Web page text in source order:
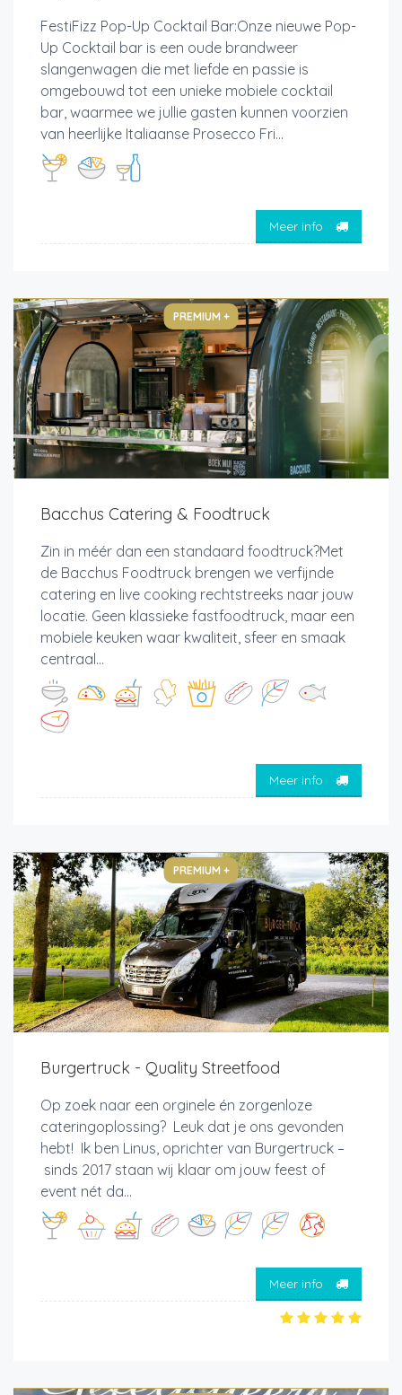
FestiFizz Pop-Up Cocktail Bar:Onze nieuwe Pop-
Up Cocktail bar is een oude brandweer
slangenwagen die met liefde en passie is
omgebouwd tot een unieke mobiele cocktail
bar, waarmee we jullie gasten kunnen voorzien
van heerlijke Italiaanse Prosecco Fri...
Meer info
PREMIUM +
Bacchus Catering & Foodtruck
Zin in méér dan een standaard foodtruck?Met
de Bacchus Foodtruck brengen we verfijnde
catering en live cooking rechtstreeks naar jouw
locatie. Geen klassieke fastfoodtruck, maar een
mobiele keuken waar kwaliteit, sfeer en smaak
centraal...
Meer info
PREMIUM +
Burgertruck - Quality Streetfood
Op zoek naar een orginele én zorgenloze
cateringoplossing? Leuk dat je ons gevonden
hebt! Ik ben Linus, oprichter van Burgertruck –
sinds 2017 staan wij klaar om jouw feest of
event nét da...
Meer info